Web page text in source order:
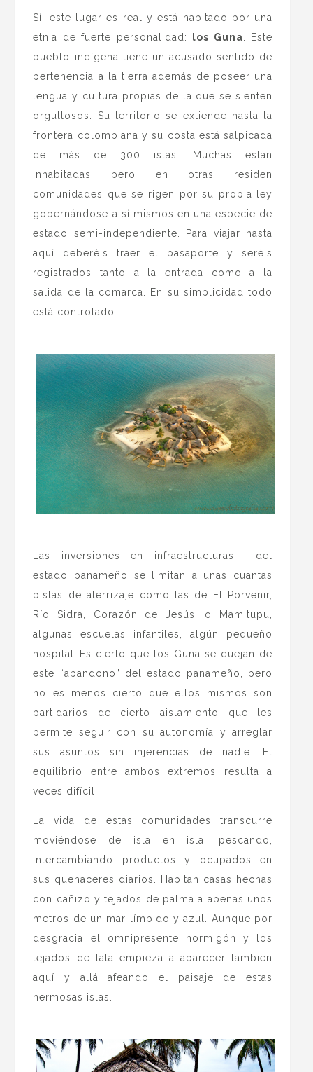
Sí, este lugar es real y está habitado por una
etnia de fuerte personalidad: los Guna . Este
pueblo indígena tiene un acusado sentido de
pertenencia a la tierra además de poseer una
lengua y cultura propias de la que se sienten
orgullosos. Su territorio se extiende hasta la
frontera colombiana y su costa está salpicada
de más de 300 islas. Muchas están
inhabitadas pero en otras residen
comunidades que se rigen por su propia ley
gobernándose a sí mismos en una especie de
estado semi-independiente. Para viajar hasta
aquí deberéis traer el pasaporte y seréis
registrados tanto a la entrada como a la
salida de la comarca. En su simplicidad todo
está controlado.
Las inversiones en infraestructuras del
estado panameño se limitan a unas cuantas
pistas de aterrizaje como las de El Porvenir,
Río Sidra, Corazón de Jesús, o Mamitupu,
algunas escuelas infantiles, algún pequeño
hospital…Es cierto que los Guna se quejan de
este “abandono” del estado panameño, pero
no es menos cierto que ellos mismos son
partidarios de cierto aislamiento que les
permite seguir con su autonomía y arreglar
sus asuntos sin injerencias de nadie. El
equilibrio entre ambos extremos resulta a
veces difícil.
La vida de estas comunidades transcurre
moviéndose de isla en isla, pescando,
intercambiando productos y ocupados en
sus quehaceres diarios. Habitan casas hechas
con cañizo y tejados de palma a apenas unos
metros de un mar límpido y azul. Aunque por
desgracia el omnipresente hormigón y los
tejados de lata empieza a aparecer también
aquí y allá afeando el paisaje de estas
hermosas islas.